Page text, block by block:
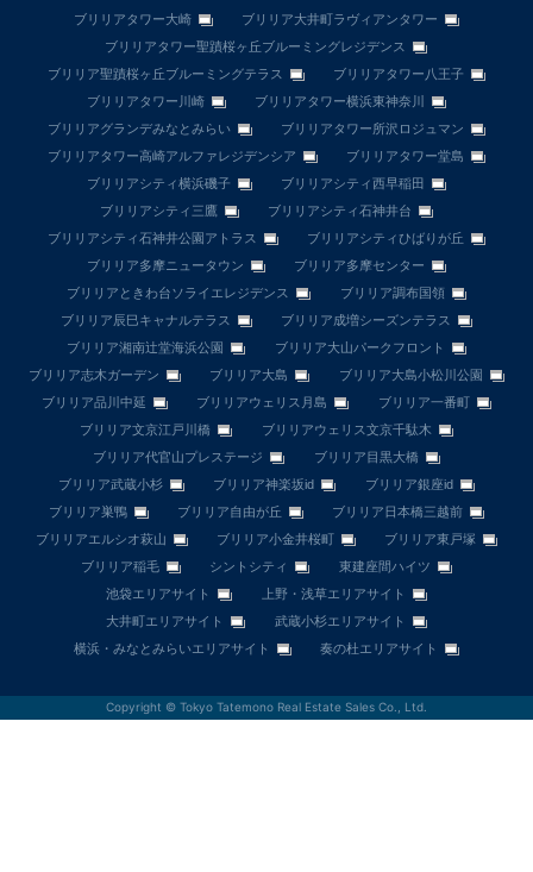
ブリリアタワー大崎
ブリリア大井町ラヴィアンタワー
ブリリアタワー聖蹟桜ヶ丘ブルーミングレジデンス
ブリリア聖蹟桜ヶ丘ブルーミングテラス
ブリリアタワー八王子
ブリリアタワー川崎
ブリリアタワー横浜東神奈川
ブリリアグランデみなとみらい
ブリリアタワー所沢ロジュマン
ブリリアタワー高崎アルファレジデンシア
ブリリアタワー堂島
ブリリアシティ横浜磯子
ブリリアシティ西早稲田
ブリリアシティ三鷹
ブリリアシティ石神井台
ブリリアシティ石神井公園アトラス
ブリリアシティひばりが丘
ブリリア多摩ニュータウン
ブリリア多摩センター
ブリリアときわ台ソライエレジデンス
ブリリア調布国領
ブリリア辰巳キャナルテラス
ブリリア成増シーズンテラス
ブリリア湘南辻堂海浜公園
ブリリア大山パークフロント
ブリリア志木ガーデン
ブリリア大島
ブリリア大島小松川公園
ブリリア品川中延
ブリリアウェリス月島
ブリリア一番町
ブリリア文京江戸川橋
ブリリアウェリス文京千駄木
ブリリア代官山プレステージ
ブリリア目黒大橋
ブリリア武蔵小杉
ブリリア神楽坂id
ブリリア銀座id
ブリリア巣鴨
ブリリア自由が丘
ブリリア日本橋三越前
ブリリアエルシオ萩山
ブリリア小金井桜町
ブリリア東戸塚
ブリリア稲毛
シントシティ
東建座間ハイツ
池袋エリアサイト
上野・浅草エリアサイト
大井町エリアサイト
武蔵小杉エリアサイト
横浜・みなとみらいエリアサイト
奏の杜エリアサイト
Copyright © Tokyo Tatemono Real Estate Sales Co., Ltd.